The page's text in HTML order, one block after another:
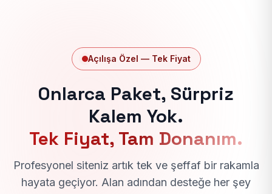
Açılışa Özel — Tek Fiyat
Onlarca Paket, Sürpriz
Kalem Yok.
Tek Fiyat, Tam Donanım.
Profesyonel siteniz artık tek ve şeffaf bir rakamla
hayata geçiyor. Alan adından desteğe her şey